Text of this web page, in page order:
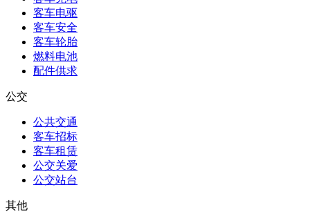
客车电驱
客车安全
客车轮胎
燃料电池
配件供求
公交
公共交通
客车招标
客车租赁
公交关爱
公交站台
其他